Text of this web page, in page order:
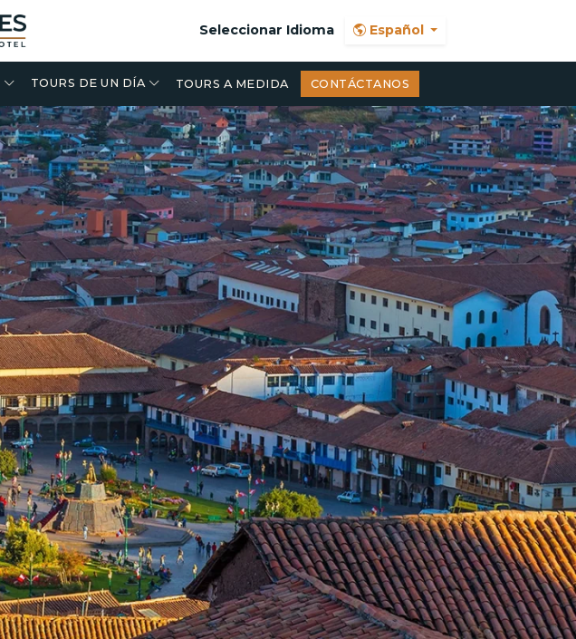
Seleccionar Idioma Español
TOURS DE UN DÍA TOURS A MEDIDA CONTÁCTANOS